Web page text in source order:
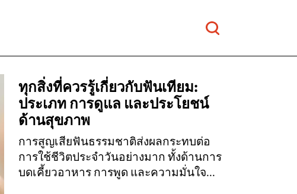
ทุกสิ่งที่ควรรู้เกี่ยวกับฟันเทียม:
ประเภท การดูแล และประโยชน์
ด้านสุขภาพ
การสูญเสียฟันธรรมชาติส่งผลกระทบต่อ
การใช้ชีวิตประจำวันอย่างมาก ทั้งด้านการ
บดเคี้ยวอาหาร การพูด และความมั่นใจ...